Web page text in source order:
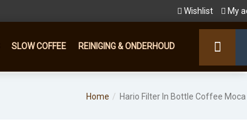
Wishlist My
SLOW COFFEE REINIGING & ONDERHOUD
Home Hario Filter In Bottle Coffee